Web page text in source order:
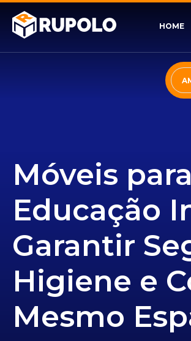
HOME
Móveis
Educação
Garantir
Higiene e
Mesmo